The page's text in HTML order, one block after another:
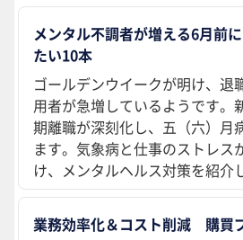
メンタル不調者が増える6月前
たい10本
ゴールデンウイークが明け、退
用者が急増しているようです。
期離職が深刻化し、五（六）月
ます。気象病と仕事のストレス
け、メンタルヘルス対策を紹介
業務効率化＆コスト削減 購買